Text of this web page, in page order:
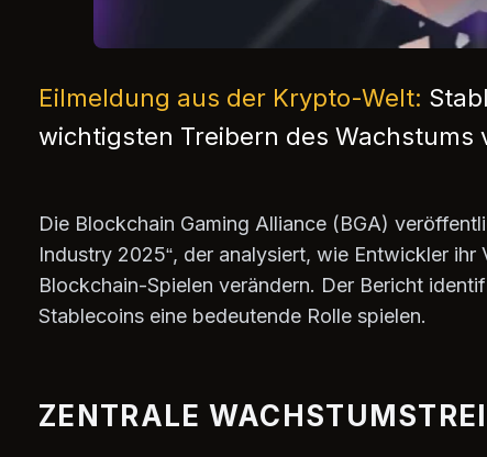
Eilmeldung aus der Krypto-Welt:
wichtigsten Treibern des Wachstums
Die Blockchain Gaming Alliance (BGA)
Industry 2025“, der analysiert, wie Entwickler
Blockchain-Spielen verändern. Der Bericht
Stablecoins eine bedeutende Rolle spielen.
ZENTRALE